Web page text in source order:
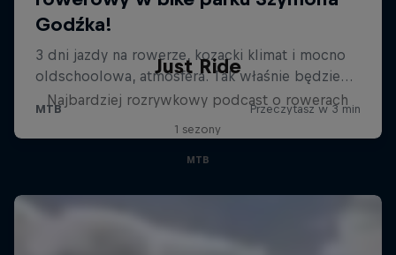
Just Ride
Najbardziej rozrywkowy podcast o rowerach
1 sezony
MTB